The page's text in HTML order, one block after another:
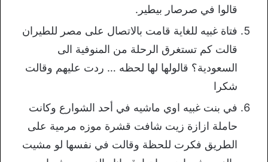
قالوا في صرصار بيطير.
فتاة غبيه للغاية قامت بالاتصال على مصر للطيران
قالت كم تستغرق الرحلة من المنوفية الى
السعودية؟ قالولها لها لحظه … ردت عليهم وقالت
شكرا
في بنت غبيه اوي ماشيه في أحد الشوارع وكانت
حاملة ازازة زيت شافت قشرة موزه مرمية على
الطريق فكرت للحظة وقالت في نفسها لو مشيت